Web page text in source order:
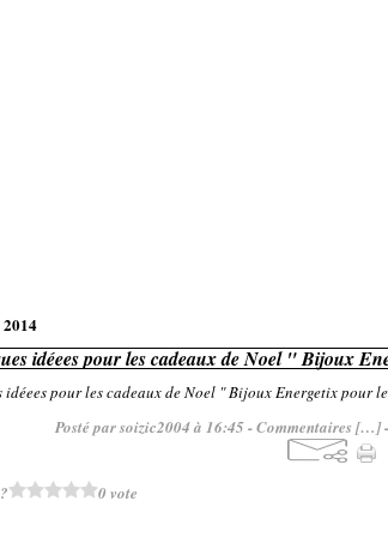
2014
idéees pour les cadeaux de Noel " Bijoux
Posté par soizic2004 à 16:45 -Commentaires […]
0 vote